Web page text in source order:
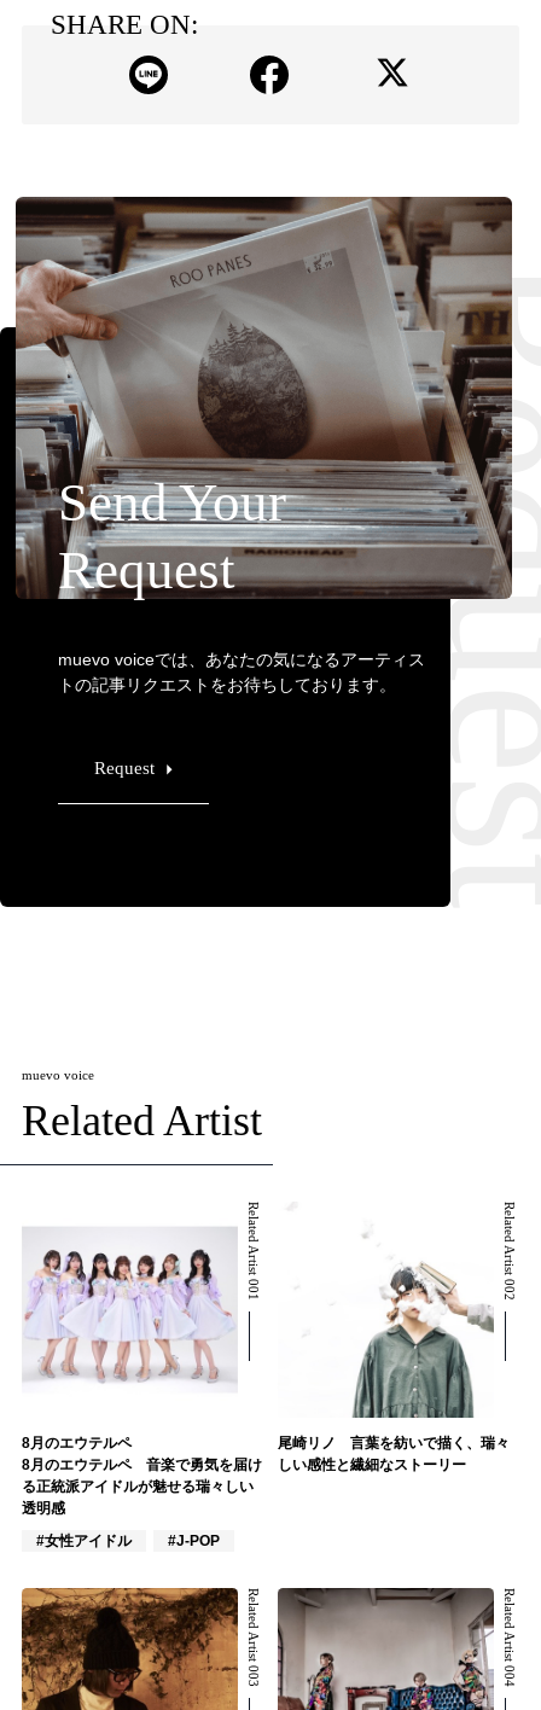
SHARE ON:
Send Your
Request
muevo voiceでは、あなたの気になるアーティス
トの記事リクエストをお待ちしております。
Request
muevo voice
Related Artist
Related Artist 001
8月のエウテルペ
8月のエウテルペ 音楽で勇気を届け
る正統派アイドルが魅せる瑞々しい
透明感
#女性アイドル
#J-POP
Related Artist 002
尾崎リノ 言葉を紡いで描く、瑞々
しい感性と繊細なストーリー
Related Artist 003 Related Artist 004